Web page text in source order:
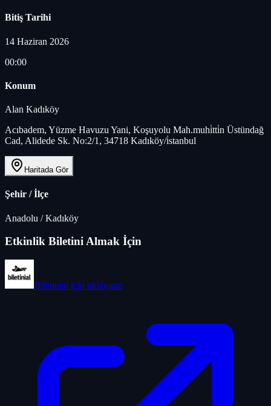
Bitiş Tarihi
14 Haziran 2026
00:00
Konum
Alan Kadıköy
Acıbadem, Yüzme Havuzu Yani, Koşuyolu Mah.muhi̇tti̇n Üstündağ
Cad, Alidede Sk. No:2/1, 34718 Kadıköy/i̇stanbul
Haritada Gör
Şehir / İlçe
Anadolu /Kadıköy
Etkinlik Biletini Almak İçin
Biletinial için tıklayınız